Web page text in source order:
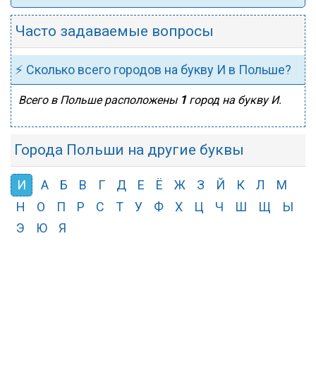
Часто задаваемые вопросы
⚡ Сколько всего городов на букву И в Польше?
Всего в Польше расположены 1город на букву И.
Города Польши на другие буквы
И А Б В Г Д Е Ё Ж З Й К Л
М
Н
О П Р С Т У Ф Х Ц Ч Ш Щ
Ы
Э
Ю Я